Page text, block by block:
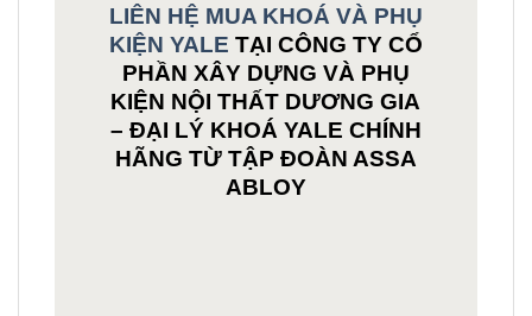
LIÊN HỆ MUA KHOÁ VÀ PHỤ
KIỆN YALE TẠI CÔNG TY CỔ
PHẦN XÂY DỰNG VÀ PHỤ
KIỆN NỘI THẤT DƯƠNG GIA
– ĐẠI LÝ KHOÁ YALE CHÍNH
HÃNG TỪ TẬP ĐOÀN ASSA
ABLOY